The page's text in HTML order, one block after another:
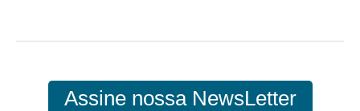
Assine nossa NewsLetter